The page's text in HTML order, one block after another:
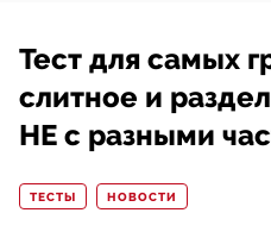
Тест для самых
слитное и
НЕ с разными
ТЕСТЫ НОВОСТИ